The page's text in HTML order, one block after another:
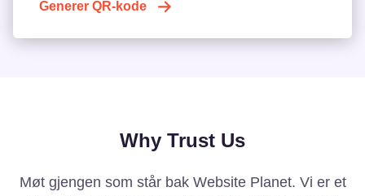
Generer QR-kode
Why Trust Us
Møt gjengen som står bak Website Planet. Vi er et